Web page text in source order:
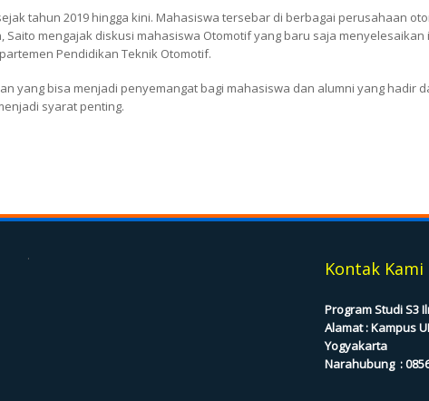
tahun 2019 hingga kini. Mahasiswa tersebar di berbagai perusahaan
mengajak diskusi mahasiswa Otomotif yang baru saja menyelesaikan
Pendidikan Teknik Otomotif.
yang bisa menjadi penyemangat bagi mahasiswa dan alumni yang hadir
syarat penting.
.
Kontak Kami
Program Studi S3
Alamat : Kampus
Yogyakarta
Narahubung :